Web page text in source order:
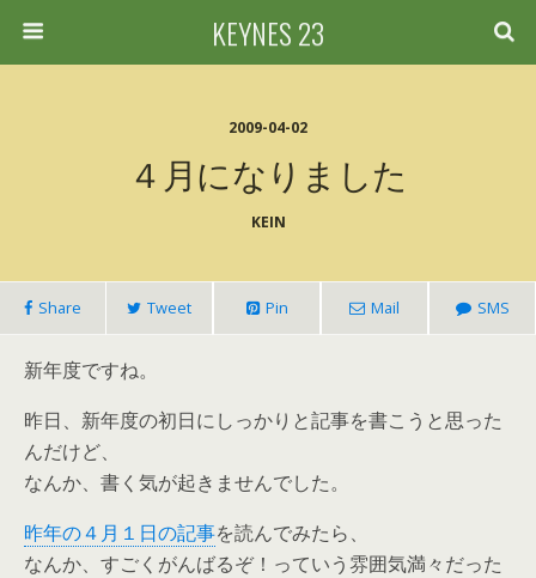
KEYNES 23
2009-04-02
４月になりました
KEIN
Share Tweet Pin Mail SMS
新年度ですね。
昨日、新年度の初日にしっかりと記事を書こうと思った
んだけど、
なんか、書く気が起きませんでした。
昨年の４月１日の記事を読んでみたら、
なんか、すごくがんばるぞ！っていう雰囲気満々だった